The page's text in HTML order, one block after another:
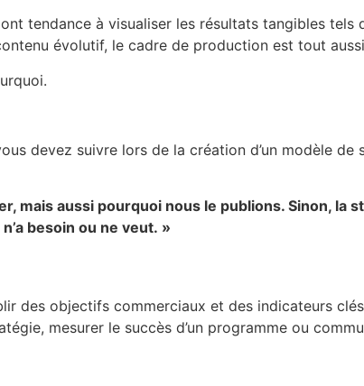
tendance à visualiser les résultats tangibles tels
évolutif, le cadre de production est tout
devez suivre lors de la création d’un modèle de
mais aussi pourquoi nous le publions. Sinon, la
besoin ou ne veut. »
des objectifs commerciaux et des indicateurs
mesurer le succès d’un programme ou